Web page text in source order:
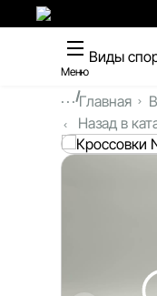
Меню
Виды
...Главная
Назад в